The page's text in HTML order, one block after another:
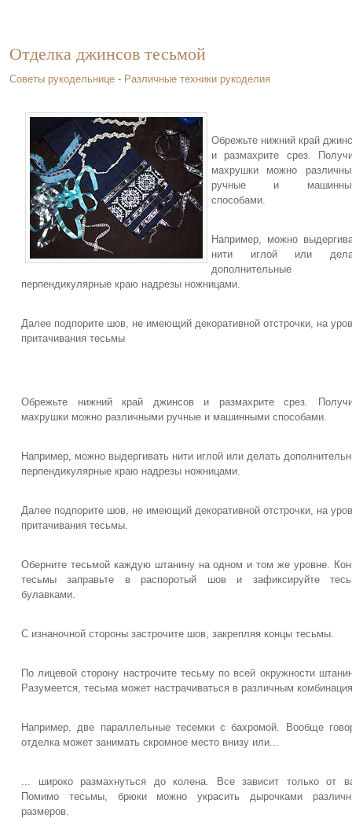
Отделка джинсов тесьмой
Советы рукодельнице - Различные техники рукоделия
Обрежьте нижний край
и размахрите срез.
махрушки можно
ручные и
способами.
Например, можно
нити иглой или
дополнительные
перпендикулярные краю надрезы ножницами.
Далее подпорите шов, не имеющий декоративной отстрочки, на
притачивания тесьмы
Обрежьте нижний край джинсов и размахрите срез.
махрушки можно различными ручные и машинными способами.
Например, можно выдергивать нити иглой или делать
перпендикулярные краю надрезы ножницами.
Далее подпорите шов, не имеющий декоративной отстрочки, на
притачивания тесьмы.
Оберните тесьмой каждую штанину на одном и том же уровне.
тесьмы заправьте в распоротый шов и зафиксируйте
булавками.
С изнаночной стороны застрочите шов, закрепляя концы тесьмы.
По лицевой сторону настрочите тесьму по всей окружности
Разумеется, тесьма может настрачиваться в различным
Например, две параллельные тесемки с бахромой. Вообще
отделка может занимать скромное место внизу или...
... широко размахнуться до колена. Все зависит только от
Помимо тесьмы, брюки можно украсить дырочками
размеров.